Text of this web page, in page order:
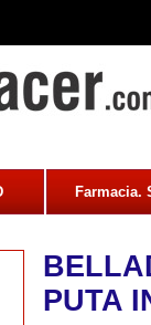
Farmacia.
PUTA